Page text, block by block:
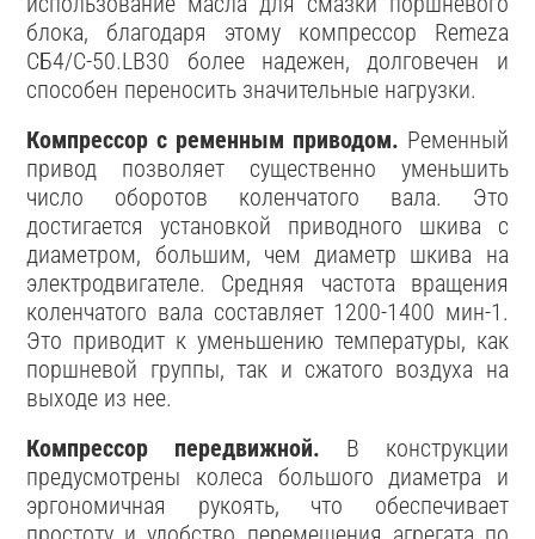
блока, благодаря этому компрессор Remeza
СБ4/С-50.LB30 более надежен, долговечен и
способен переносить значительные нагрузки.
Компрессор с ременным приводом. Ременный
привод позволяет существенно уменьшить
число оборотов коленчатого вала. Это
достигается установкой приводного шкива с
диаметром, большим, чем диаметр шкива на
электродвигателе. Средняя частота вращения
коленчатого вала составляет 1200-1400 мин-1.
Это приводит к уменьшению температуры, как
поршневой группы, так и сжатого воздуха на
выходе из нее.
Компрессор передвижной. В конструкции
предусмотрены колеса большого диаметра и
эргономичная рукоять, что обеспечивает